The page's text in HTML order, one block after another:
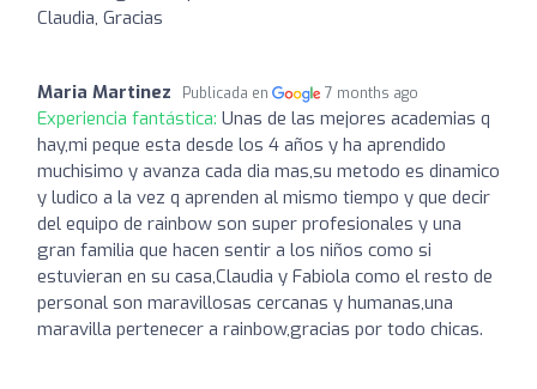
Claudia, Gracias
Maria Martinez Publicada en 7 months ago
Experiencia fantástica: Unas de las mejores academias q
hay,mi peque esta desde los 4 años y ha aprendido
muchisimo y avanza cada dia mas,su metodo es dinamico
y ludico a la vez q aprenden al mismo tiempo y que decir
del equipo de rainbow son super profesionales y una
gran familia que hacen sentir a los niños como si
estuvieran en su casa,Claudia y Fabiola como el resto de
personal son maravillosas cercanas y humanas,una
maravilla pertenecer a rainbow,gracias por todo chicas.